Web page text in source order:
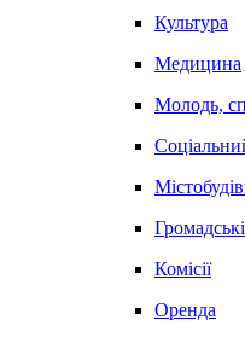
Культура
Медицина
Молодь,
Комісії
Оренда